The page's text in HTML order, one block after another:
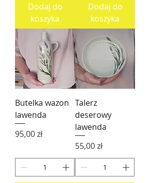
Dodaj do
koszyka
Dodaj do
koszyka
Butelka wazon
lawenda
Cena
95,00 zł
Talerz
deserowy
lawenda
Cena
55,00 zł